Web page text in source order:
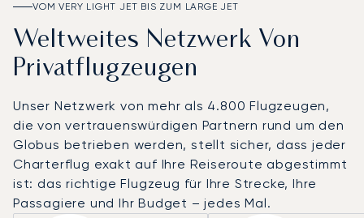
VOM VERY LIGHT JET BIS ZUM LARGE JET
Weltweites Netzwerk Von
Privatflugzeugen
Unser Netzwerk von mehr als 4.800 Flugzeugen,
die von vertrauenswürdigen Partnern rund um den
Globus betrieben werden, stellt sicher, dass jeder
Charterflug exakt auf Ihre Reiseroute abgestimmt
ist: das richtige Flugzeug für Ihre Strecke, Ihre
Passagiere und Ihr Budget – jedes Mal.